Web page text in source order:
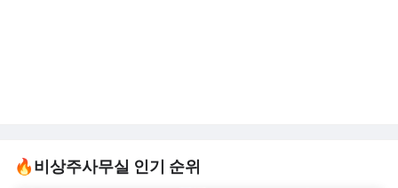
🔥비상주사무실 인기 순위